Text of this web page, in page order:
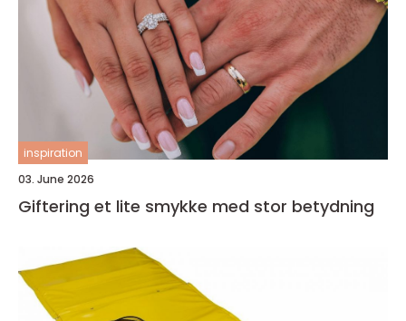
inspiration
03. June 2026
Giftering et lite smykke med stor betydning